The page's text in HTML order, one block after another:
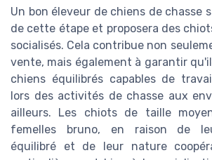
Un bon éleveur de chiens de chasse
de cette étape et proposera des
socialisés. Cela contribue non
vente, mais également à garantir
chiens équilibrés capables de
lors des activités de chasse aux
ailleurs. Les chiots de taille
femelles bruno, en raison de
équilibré et de leur nature